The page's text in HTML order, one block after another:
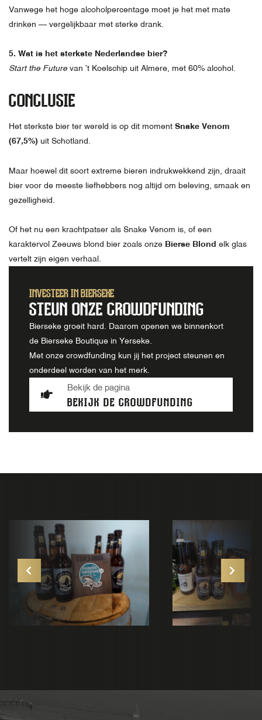
Vanwege het hoge alcoholpercentage moet je het met mate
drinken — vergelijkbaar met sterke drank.
5. Wat is het sterkste Nederlandse bier?
Start the Future van ’t Koelschip uit Almere, met 60% alcohol.
CONCLUSIE
Het sterkste bier ter wereld is op dit moment Snake Venom
(67,5%) uit Schotland.
Maar hoewel dit soort extreme bieren indrukwekkend zijn, draait
bier voor de meeste liefhebbers nog altijd om beleving, smaak en
gezelligheid.
Of het nu een krachtpatser als Snake Venom is, of een
karaktervol Zeeuws blond bier zoals onze Bierse Blond elk glas
vertelt zijn eigen verhaal.
INVESTEER IN BIERSEKE
STEUN ONZE CROWDFUNDING
Bierseke groeit hard. Daarom openen we binnenkort
de Bierseke Boutique in Yerseke.
Met onze crowdfunding kun jij het project steunen en
onderdeel worden van het merk.
Bekijk de pagina
BEKIJK DE CROWDFUNDING